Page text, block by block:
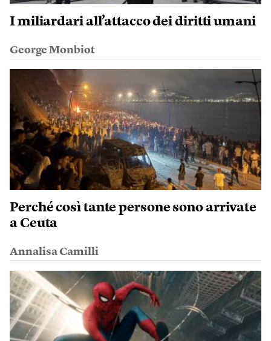
I miliardari all’attacco dei diritti umani
George Monbiot
Perché così tante persone sono arrivate
a Ceuta
Annalisa Camilli